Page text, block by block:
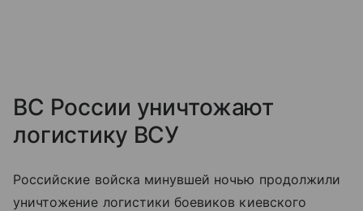
ВС России уничтожают
логистику ВСУ
Российские войска минувшей ночью продолжили
уничтожение логистики боевиков киевского